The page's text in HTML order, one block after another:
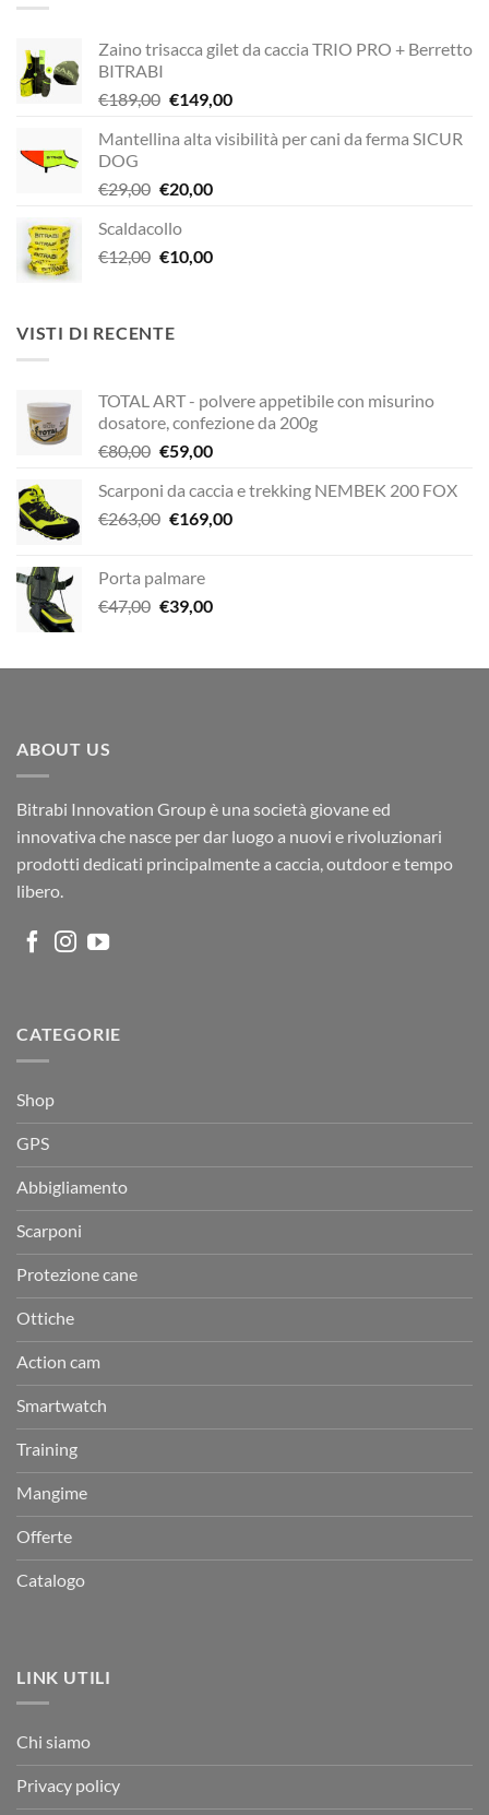
Zaino trisacca gilet da caccia TRIO PRO + Berretto
BITRABI
€189,00 Il
originale
€189,00.
€149,00Il
attuale
Mantellina alta visibilità per cani da ferma SICUR
DOG
€29,00 Il
originale
era:
€20,00Il
è:
Scaldacollo
€12,00 Il
era:
€10,00Il
VISTI DI RECENTE
TOTAL ART - polvere appetibile con misurino
dosatore, confezione da 200g
€80,00 Il
originale
era:
€59,00Il
attuale
è:
Scarponi da caccia e trekking NEMBEK 200 FOX
€263,00 Il
era:
€263,00.
€169,00Il
Porta palmare
€47,00 Il
era:
€39,00Il
è:
ABOUT US
Bitrabi Innovation Group è una società giovane ed
innovativa che nasce per dar luogo a nuovi e rivoluzionari
prodotti dedicati principalmente a caccia, outdoor e tempo
libero.
CATEGORIE
Shop
GPS
Abbigliamento
Scarponi
Protezione cane
Ottiche
Action cam
Smartwatch
Training
Mangime
Offerte
Catalogo
LINK UTILI
Chi siamo
Privacy policy